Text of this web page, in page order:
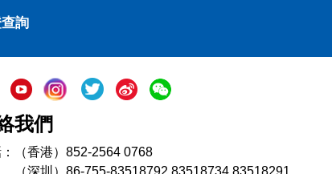
詢
我們
（香港）852-2564 0768
（深圳）86-755-83518792 83518734 83518291